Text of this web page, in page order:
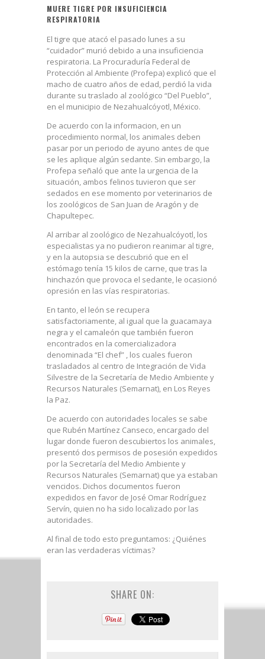
MUERE TIGRE POR INSUFICIENCIA
RESPIRATORIA
El tigre que atacó el pasado lunes a su
“cuidador” murió debido a una insuficiencia
respiratoria. La Procuraduría Federal de
Protección al Ambiente (Profepa) explicó que el
macho de cuatro años de edad, perdió la vida
durante su traslado al zoológico “Del Pueblo”,
en el municipio de Nezahualcóyotl, México.
De acuerdo con la informacion, en un
procedimiento normal, los animales deben
pasar por un periodo de ayuno antes de que
se les aplique algún sedante. Sin embargo, la
Profepa señaló que ante la urgencia de la
situación, ambos felinos tuvieron que ser
sedados en ese momento por veterinarios de
los zoológicos de San Juan de Aragón y de
Chapultepec.
Al arribar al zoológico de Nezahualcóyotl, los
especialistas ya no pudieron reanimar al tigre,
y en la autopsia se descubrió que en el
estómago tenía 15 kilos de carne, que tras la
hinchazón que provoca el sedante, le ocasionó
opresión en las vías respiratorias.
En tanto, el león se recupera
satisfactoriamente, al igual que la guacamaya
negra y el camaleón que también fueron
encontrados en la comercializadora
denominada “El chef” , los cuales fueron
trasladados al centro de Integración de Vida
Silvestre de la Secretaría de Medio Ambiente y
Recursos Naturales (Semarnat), en Los Reyes
la Paz.
De acuerdo con autoridades locales se sabe
que Rubén Martínez Canseco, encargado del
lugar donde fueron descubiertos los animales,
presentó dos permisos de posesión expedidos
por la Secretaría del Medio Ambiente y
Recursos Naturales (Semarnat) que ya estaban
vencidos. Dichos documentos fueron
expedidos en favor de José Omar Rodríguez
Servín, quien no ha sido localizado por las
autoridades.
Al final de todo esto preguntamos: ¿Quiénes
eran las verdaderas víctimas?
SHARE ON: